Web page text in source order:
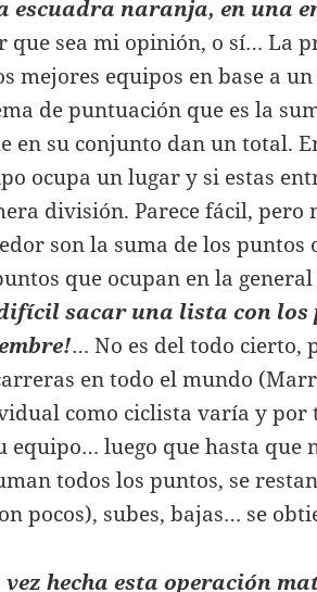
escuadra naranja, en una
que sea mi opinión, o sí… La
mejores equipos en base a
de puntuación que es la
en su conjunto dan un total.
ocupa un lugar y si estas
división. Parece fácil, pero
son la suma de los puntos
que ocupan en la
sacar una lista con los
… No es del todo cierto,
en todo el mundo
como ciclista varía y por
equipo… luego que hasta que
todos los puntos, se
pocos), subes, bajas… se
vez hecha esta operación